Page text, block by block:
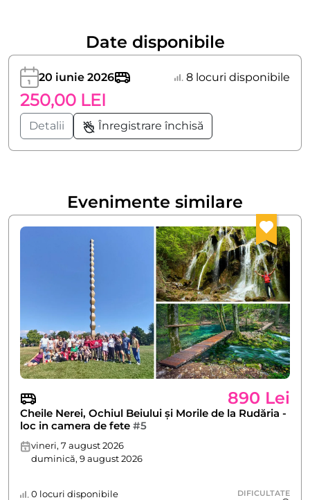
Date disponibile
20 iunie 2026 8 locuri disponibile
250,00 LEI
Detalii Înregistrare închisă
Evenimente similare
890 Lei
Cheile Nerei, Ochiul Beiului și Morile de la Rudăria -
loc in camera de fete #5
vineri, 7 august 2026
duminică, 9 august 2026
0 locuri disponibile DIFICULTATE